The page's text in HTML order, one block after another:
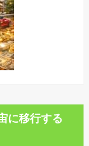
に移行する